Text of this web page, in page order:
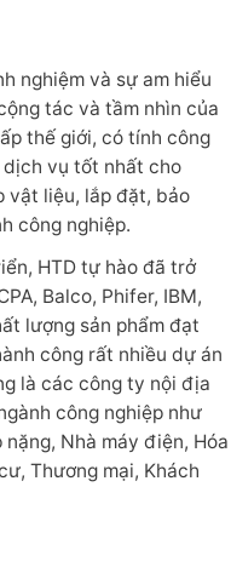
nghiệm và sự am hiểu
tác và tầm nhìn của
thế giới, có tính công
dịch vụ tốt nhất cho
vật liệu, lắp đặt, bảo
công nghiệp.
HTD tự hào đã trở
Balco, Phifer, IBM,
lượng sản phẩm đạt
công rất nhiều dự án
là các công ty nội địa
công nghiệp như
Nhà máy điện, Hóa
Thương mại, Khách